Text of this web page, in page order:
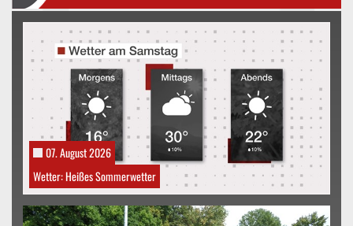
07. August 2026
Wetter: Heißes Sommerwetter